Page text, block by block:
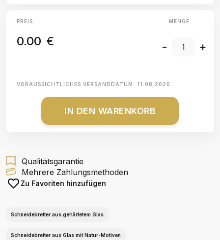
PREIS
0.00 €
MENGE:
- +
VORAUSSICHTLICHES VERSANDDATUM: 11.08.2026
IN DEN WARENKORB
Qualitätsgarantie
Mehrere Zahlungsmethoden
Zu Favoriten hinzufügen
Schneidebretter aus gehärtetem Glas
Schneidebretter aus Glas mit Natur-Motiven